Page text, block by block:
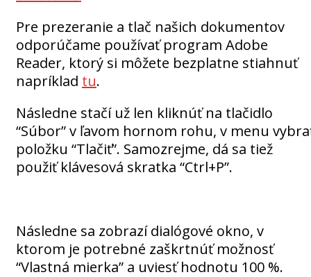
Pre prezeranie a tlač našich dokumentov
odporúčame používať program Adobe
Reader, ktorý si môžete bezplatne stiahnuť
napríklad tu.
Následne stačí už len kliknúť na tlačidlo
“Súbor” v ľavom hornom rohu, v menu
položku “Tlačiť”. Samozrejme, dá sa tiež
použiť klávesová skratka “Ctrl+P”.
Následne sa zobrazí dialógové okno, v
ktorom je potrebné zaškrtnúť možnosť
“Vlastná mierka” a uviesť hodnotu 100 %.